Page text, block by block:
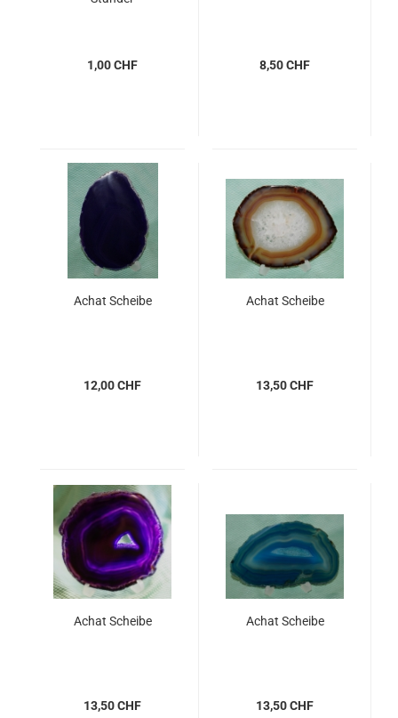
1,00 CHF 8,50 CHF
Achat Scheibe
12,00 CHF
Achat Scheibe
13,50 CHF
Achat Scheibe
13,50 CHF
Achat Scheibe
13,50 CHF